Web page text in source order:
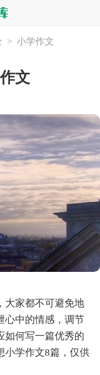
> 小学作文
文
大家都不可避免地
心中的情感，调节
如何写一篇优秀的
小学作文8篇，仅供